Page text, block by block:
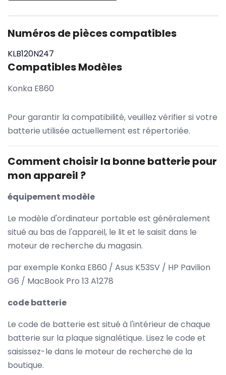
Numéros de pièces compatibles
KLB120N247
Compatibles Modèles
Konka E860
Pour garantir la compatibilité, veuillez vérifier si votre
batterie utilisée actuellement est répertoriée.
Comment choisir la bonne batterie pour
mon appareil ?
équipement modèle
Le modèle d'ordinateur portable est généralement
situé au bas de l'appareil, le lit et le saisit dans le
moteur de recherche du magasin.
par exemple Konka E860 / Asus K53SV / HP Pavilion
G6 / MacBook Pro 13 A1278
code batterie
Le code de batterie est situé à l'intérieur de chaque
batterie sur la plaque signalétique. Lisez le code et
saisissez-le dans le moteur de recherche de la
boutique.